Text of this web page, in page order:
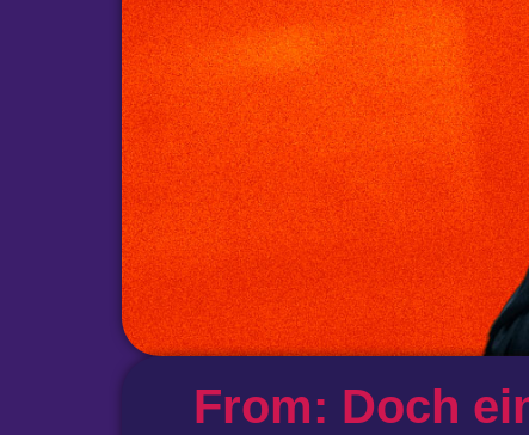
From: Doch